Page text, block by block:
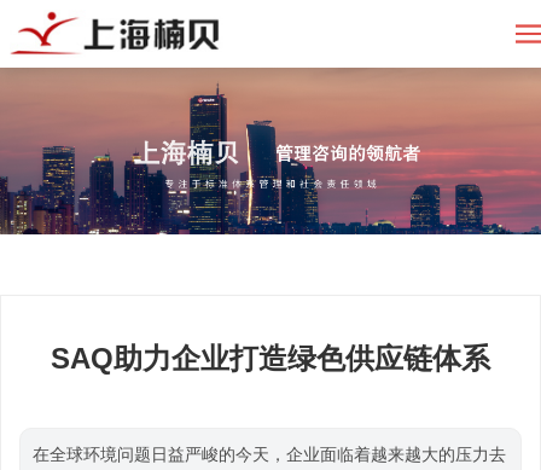
SAQ助力企业打造绿色供应链体系
在全球环境问题日益严峻的今天，企业面临着越来越大的压力去